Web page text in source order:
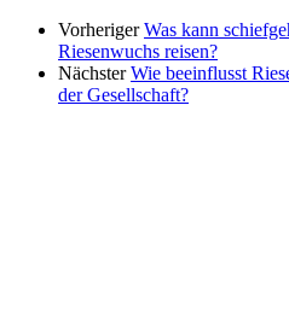
Vorheriger Was kann
Riesenwuchs reisen?
Nächster Wie beeinflusst
der Gesellschaft?